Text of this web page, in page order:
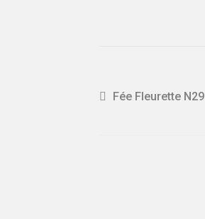
Navigation
Article
Fée Fleurette N29